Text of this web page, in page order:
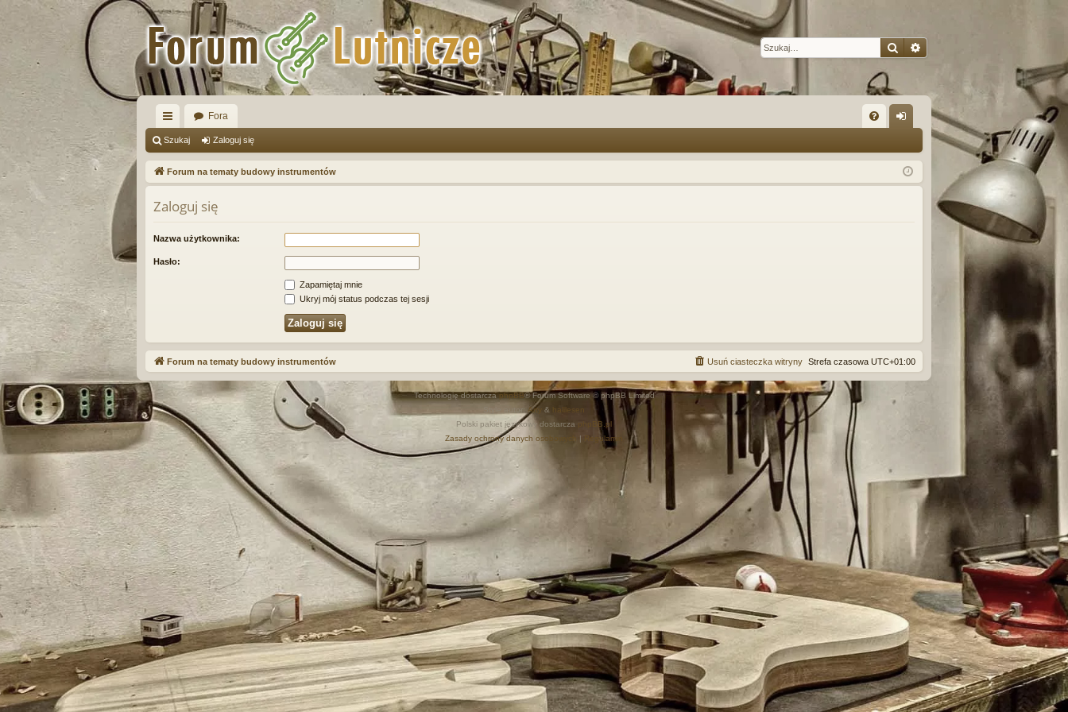
SzukajWyszukiwanie
W
ię
ce
j
…
Fora
Q og
uj
Szukaj Zaloguj się
Forum na tematy budowy instrumentów
Zaloguj się
Nazwa użytkownika:
Hasło:
Zapamiętaj mnie
Ukryj mój status podczas tej sesji
Forum na tematy budowy instrumentów Strefa czasowa UTC+01:00
Usuń ciasteczka witryny
Technologię dostarczaphpBB® Forum Software © phpBB Limited
Style autor: Arty &
halilesen
Polski pakiet językowy dostarcza
phpBB.pl
Zasady ochrony danych osobowych | Regulamin